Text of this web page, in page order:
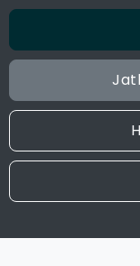
Seuraa
Facebook
Instagram
© 2024 Joen